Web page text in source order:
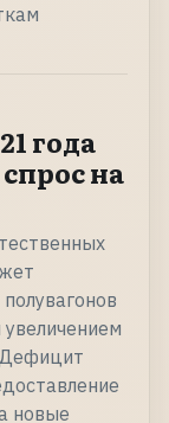
года
на
Дефицит
новые